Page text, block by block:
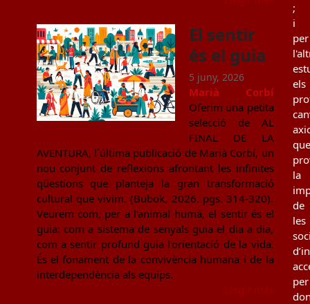
El sentir
és el guia
5 juny, 2026
Marià Corbí
Oferim una petita
selecció de AL
FINAL DE LA
AVENTURA, l´última publicació de Marià Corbí, un
nou conjunt de reflexions afrontant les infinites
qüestions que planteja la gran transformació
cultural que vivim. (Bubok, 2026. pgs. 314-320).
Veurem com, per a l'animal humà, el sentir és el
guia: com a sistema de senyals guia el dia a dia,
com a sentir profund guia l'orientació de la vida.
És el fonament de la convivència humana i de la
interdependència als equips.
;
i
per
els
que
la
de
les
per